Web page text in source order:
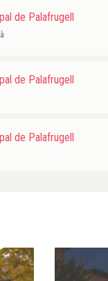
de Palafrugell
de Palafrugell
de Palafrugell